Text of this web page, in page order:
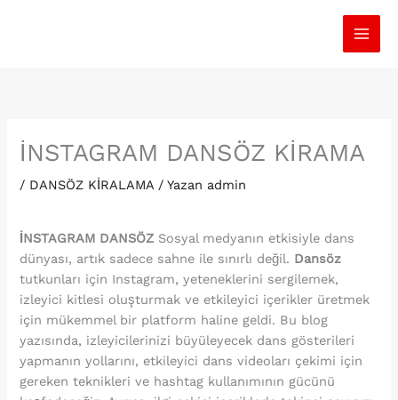
İNSTAGRAM DANSÖZ KİRAMA
/ DANSÖZ KİRALAMA / Yazan admin
İNSTAGRAM DANSÖZ Sosyal medyanın etkisiyle dans
dünyası, artık sadece sahne ile sınırlı değil. Dansöz
tutkunları için Instagram, yeteneklerini sergilemek,
izleyici kitlesi oluşturmak ve etkileyici içerikler üretmek
için mükemmel bir platform haline geldi. Bu blog
yazısında, izleyicilerinizi büyüleyecek dans gösterileri
yapmanın yollarını, etkileyici dans videoları çekimi için
gereken teknikleri ve hashtag kullanımının gücünü